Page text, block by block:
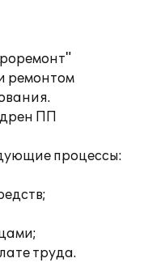
ремонтом
ПП
процессы:
труда.